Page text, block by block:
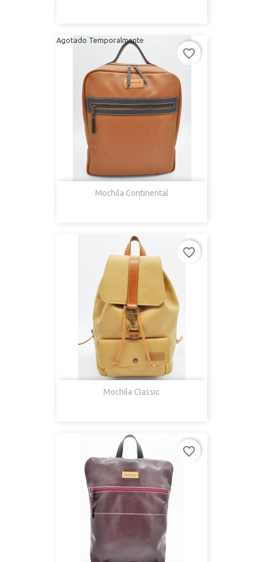
Mochila Continental
Agotado Temporalmente
favorite_border
Mochila Classic
favorite_border
favorite_border